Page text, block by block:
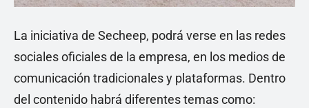
La iniciativa de Secheep, podrá verse en las redes
sociales oficiales de la empresa, en los medios de
comunicación tradicionales y plataformas. Dentro
del contenido habrá diferentes temas como: